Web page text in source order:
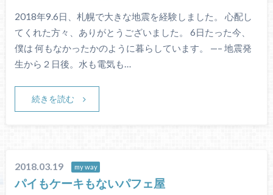
2018年9.6日、札幌で大きな地震を経験しました。 心配し
てくれた方々、ありがとうございました。 6日たった今、
僕は 何もなかったかのように暮らしています。 —– 地震発
生から２日後。水も電気も…
続きを読む
2018.03.19 my way
パイもケーキもないパフェ屋